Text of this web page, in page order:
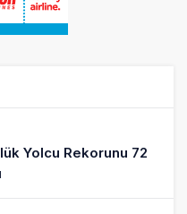
Yolcu Rekorunu 72